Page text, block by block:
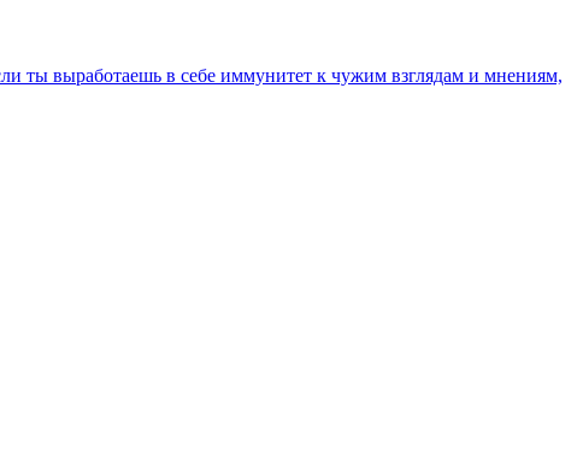
ты выработаешь в себе иммунитет к чужим взглядам и мнениям,